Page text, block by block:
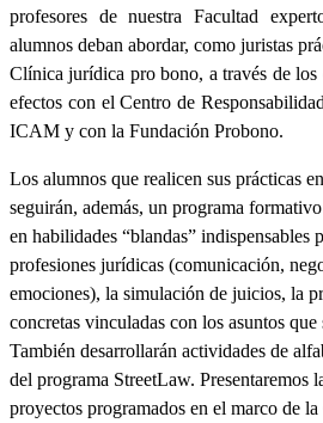
profesores de nuestra Facultad
alumnos deban abordar, como juristas
Clínica jurídica pro bono, a través de los
efectos con el Centro de
ICAM y con la Fundación Probono.
Los alumnos que realicen sus prácticas
seguirán, además, un programa
en habilidades “blandas” indispensables
profesiones jurídicas (comunicación,
emociones), la simulación de juicios, la
concretas vinculadas con los asuntos que
También desarrollarán actividades de
del programa StreetLaw. Presentaremos
proyectos programados en el marco de